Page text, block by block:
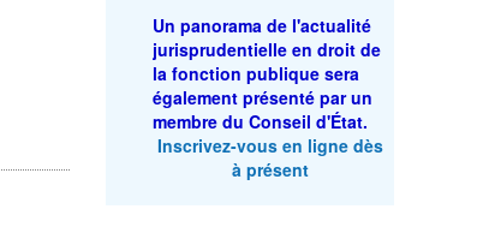
Un panorama de l'actualité
jurisprudentielle en droit de
la fonction publique sera
également présenté par un
membre du Conseil d'État.
Inscrivez-vous en ligne dès
à présent